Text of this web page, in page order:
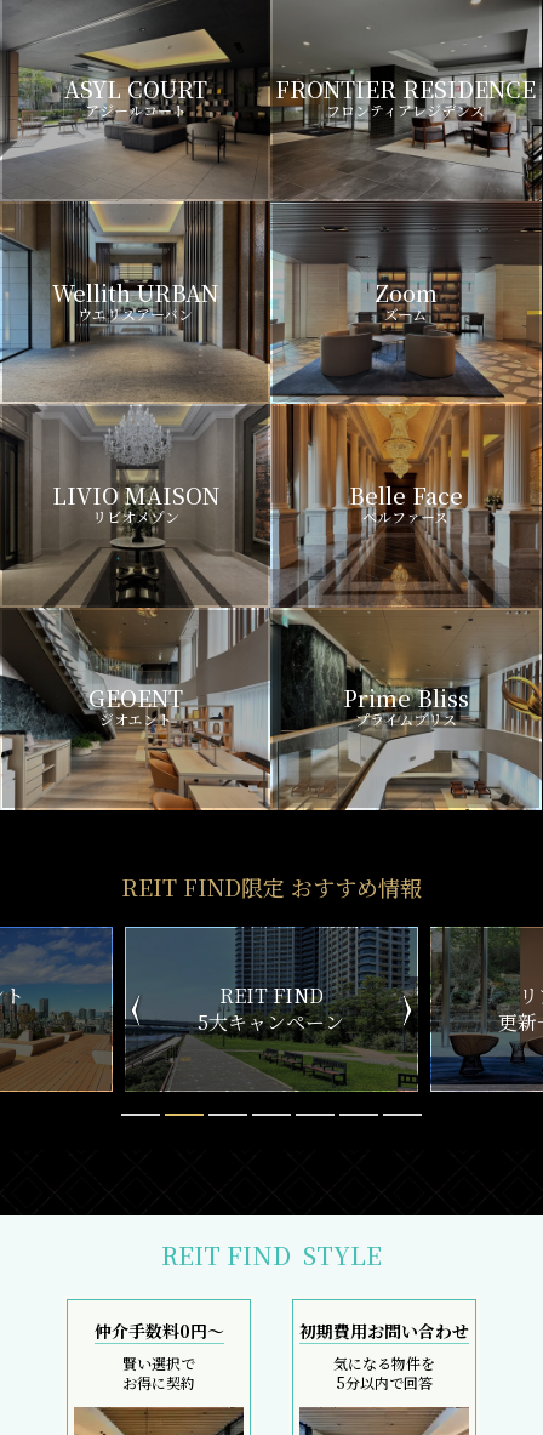
ASYL COURT
アジールコート
FRONTIER RESIDENCE
フロンティアレジデンス
Wellith URBAN
ウエリスアーバン
Zoom
ズーム
LIVIO MAISON
リビオメゾン
Belle Face
ベルファース
GEOENT
ジオエント
Prime Bliss
プライムブリス
REIT FIND限定 おすすめ情報
FIND
ンペーン
リアルタイム
更新一覧チェック
REIT FIND STYLE
仲介手数料0円～
賢い選択で
お得に契約
初期費用お問い合わせ
気になる物件を
5分以内で回答